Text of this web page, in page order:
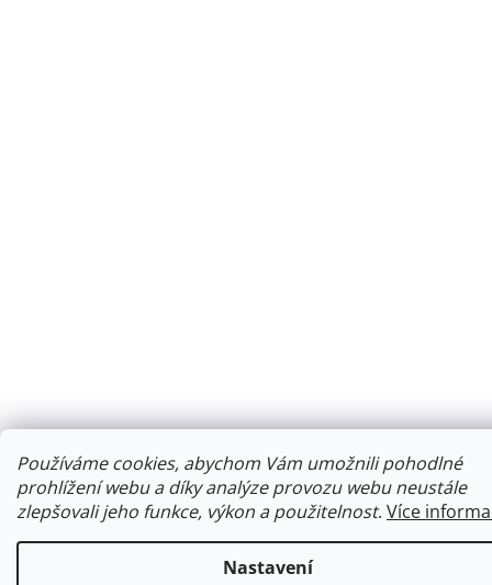
Používáme cookies, abychom Vám umožnili pohodlné
prohlížení webu a díky analýze provozu webu neustále
zlepšovali jeho funkce, výkon a použitelnost. Více
Nastavení